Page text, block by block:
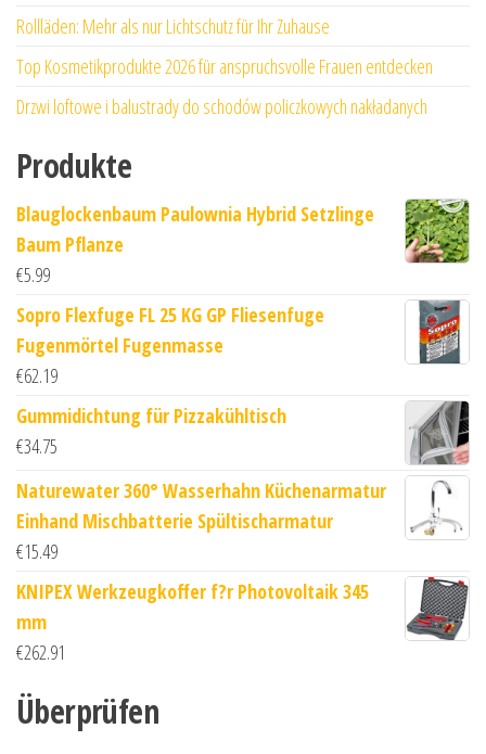
Rollläden: Mehr als nur Lichtschutz für Ihr Zuhause
Top Kosmetikprodukte 2026 für anspruchsvolle Frauen entdecken
Drzwi loftowe i balustrady do schodów policzkowych nakładanych
Produkte
Blauglockenbaum Paulownia Hybrid Setzlinge
Baum Pflanze
€5.99
Sopro Flexfuge FL 25 KG GP Fliesenfuge
Fugenmörtel Fugenmasse
€62.19
Gummidichtung für Pizzakühltisch
€34.75
Naturewater 360° Wasserhahn Küchenarmatur
Einhand Mischbatterie Spültischarmatur
€15.49
KNIPEX Werkzeugkoffer f?r Photovoltaik 345
mm
€262.91
Überprüfen